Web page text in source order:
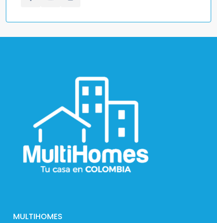
MULTIHOMES